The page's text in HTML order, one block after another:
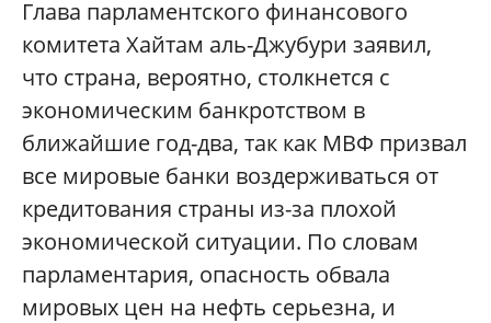
Глава парламентского финансового
комитета Хайтам аль-Джубури заявил,
что страна, вероятно, столкнется с
экономическим банкротством в
ближайшие год-два, так как МВФ призвал
все мировые банки воздерживаться от
кредитования страны из-за плохой
экономической ситуации. По словам
парламентария, опасность обвала
мировых цен на нефть серьезна, и